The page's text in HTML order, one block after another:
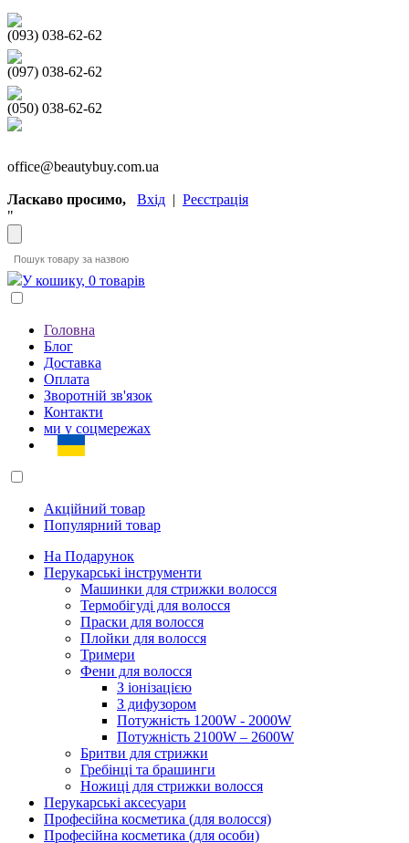
(093) 038-62-62
(097) 038-62-62
(050) 038-62-62
office@beautybuy.com.ua
Ласкаво просимо, Вхід | Реєстрація
"
У кошику, 0 товарів
Головна
Блог
Доставка
Оплата
Зворотній зв'язок
Контакти
ми у соцмережах
Акційний товар
Популярний товар
На Подарунок
Перукарські інструменти
Машинки для стрижки волосся
Термобігуді для волосся
Праски для волосся
Плойки для волосся
Тримери
Фени для волосся
З іонізацією
З дифузором
Потужність 1200W - 2000W
Потужність 2100W – 2600W
Бритви для стрижки
Гребінці та брашинги
Ножиці для стрижки волосся
Перукарські аксесуари
Професійна косметика (для волосся)
Професійна косметика (для особи)